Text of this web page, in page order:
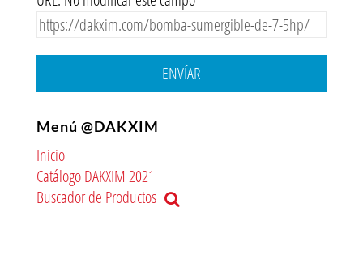
ENVÍAR
Menú @DAKXIM
Inicio
Catálogo DAKXIM 2021
Buscador de Productos